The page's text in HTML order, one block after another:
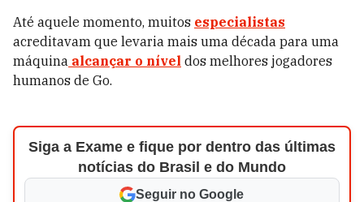
Até aquele momento, muitos especialistas
acreditavam que levaria mais uma década para uma
máquina alcançar o nível dos melhores jogadores
humanos de Go.
Siga a Exame e fique por dentro das últimas
notícias do Brasil e do Mundo
Seguir no Google